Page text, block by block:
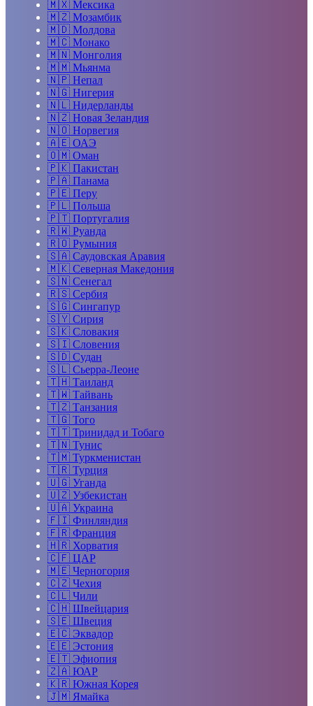
🇲🇽 Мексика
🇲🇿 Мозамбик
🇲🇩 Молдова
🇲🇨 Монако
🇲🇳 Монголия
🇲🇲 Мьянма
🇳🇵 Непал
🇳🇬 Нигерия
🇳🇱 Нидерланды
🇳🇿 Новая Зеландия
🇳🇴 Норвегия
🇦🇪 ОАЭ
🇴🇲 Оман
🇵🇰 Пакистан
🇵🇦 Панама
🇵🇪 Перу
🇵🇱 Польша
🇵🇹 Португалия
🇷🇼 Руанда
🇷🇴 Румыния
🇸🇦 Саудовская Аравия
🇲🇰 Северная Македония
🇸🇳 Сенегал
🇷🇸 Сербия
🇸🇬 Сингапур
🇸🇾 Сирия
🇸🇰 Словакия
🇸🇮 Словения
🇸🇩 Судан
🇸🇱 Сьерра-Леоне
🇹🇭 Таиланд
🇹🇼 Тайвань
🇹🇿 Танзания
🇹🇬 Того
🇹🇹 Тринидад и Тобаго
🇹🇳 Тунис
🇹🇲 Туркменистан
🇹🇷 Турция
🇺🇬 Уганда
🇺🇿 Узбекистан
🇺🇦 Украина
🇫🇮 Финляндия
🇫🇷 Франция
🇭🇷 Хорватия
🇨🇫 ЦАР
🇲🇪 Черногория
🇨🇿 Чехия
🇨🇱 Чили
🇨🇭 Швейцария
🇸🇪 Швеция
🇪🇨 Эквадор
🇪🇪 Эстония
🇪🇹 Эфиопия
🇿🇦 ЮАР
🇰🇷 Южная Корея
🇯🇲 Ямайка